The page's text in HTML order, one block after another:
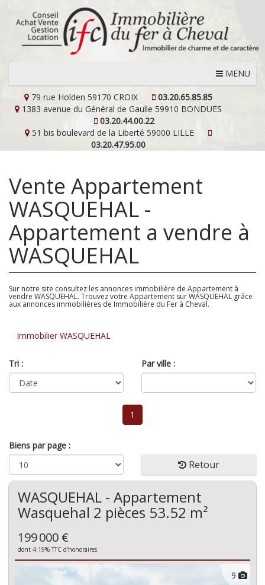
MENU
79 rue Holden 59170 CROIX
03.20.65.85.85
1383 avenue du Général de Gaulle 59910 BONDUES
03.20.44.00.22
51 bis boulevard de la Liberté 59000 LILLE
03.20.47.95.00
Vente Appartement
WASQUEHAL -
Appartement a vendre à
WASQUEHAL
Sur notre site consultez les annonces immobilière de Appartement à
vendre WASQUEHAL. Trouvez votre Appartement sur WASQUEHAL grâce
aux annonces immobilières de Immobilière du Fer à Cheval.
Immobilier WASQUEHAL
Tri : Par ville :
1
Biens par page :
Retour
WASQUEHAL - Appartement
Wasquehal 2 pièces 53.52 m²
199 000 €
dont 4.19% TTC d'honoraires
9